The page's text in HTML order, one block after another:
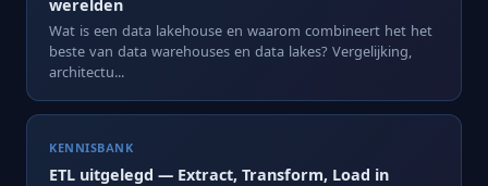
werelden
Wat is een data lakehouse en waarom combineert het het
beste van data warehouses en data lakes? Vergelijking,
architectu...
KENNISBANK
ETL uitgelegd — Extract, Transform, Load in